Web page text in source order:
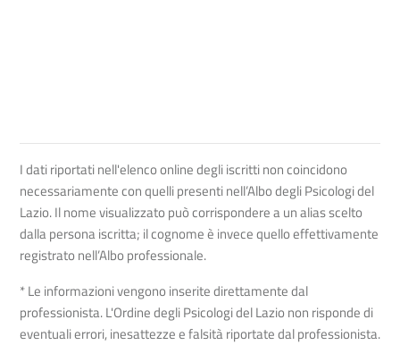
I dati riportati nell'elenco online degli iscritti non coincidono
necessariamente con quelli presenti nell’Albo degli Psicologi del
Lazio. Il nome visualizzato può corrispondere a un alias scelto
dalla persona iscritta; il cognome è invece quello effettivamente
registrato nell’Albo professionale.
* Le informazioni vengono inserite direttamente dal
professionista. L'Ordine degli Psicologi del Lazio non risponde di
eventuali errori, inesattezze e falsità riportate dal professionista.